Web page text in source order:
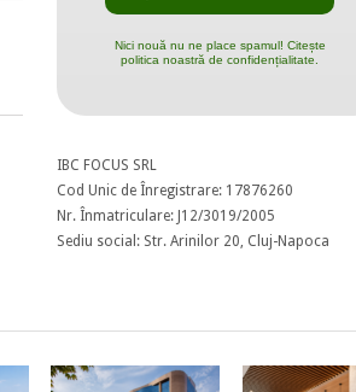
Nici nouă nu ne place spamul! Citește
politica noastră de confidențialitate.
IBC FOCUS SRL
Cod Unic de Înregistrare: 17876260
Nr. Înmatriculare: J12/3019/2005
Sediu social: Str. Arinilor 20, Cluj-Napoca